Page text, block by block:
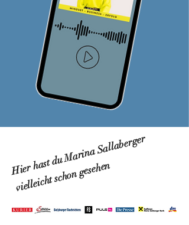
Hier hast du Marina Sallaberger
vielleicht schon gesehen